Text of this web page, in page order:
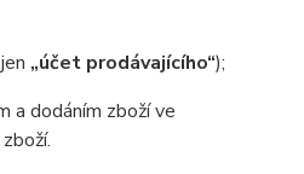
„účet prodávajícího“);
a dodáním zboží ve